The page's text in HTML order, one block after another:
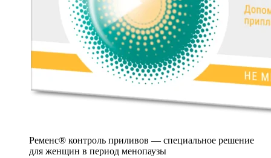
Ременс® контроль приливов — специальное решение
для женщин в период менопаузы